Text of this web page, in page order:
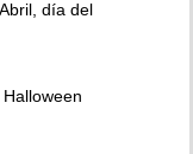
día del